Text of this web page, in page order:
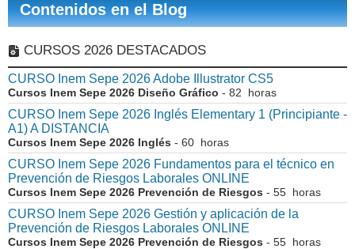
Contenidos en el Blog
CURSOS 2026 DESTACADOS
CURSO Inem Sepe 2026 Adobe Illustrator CS5
Cursos Inem Sepe 2026 Diseño Gráfico - 82 horas
CURSO Inem Sepe 2026 Inglés Elementary 1 (Principiante -
A1) A DISTANCIA
Cursos Inem Sepe 2026 Inglés - 60 horas
CURSO Inem Sepe 2026 Fundamentos para el técnico en
Prevención de Riesgos Laborales ONLINE
Cursos Inem Sepe 2026 Prevención de Riesgos - 55 horas
CURSO Inem Sepe 2026 Gestión y aplicación de la
Prevención de Riesgos Laborales ONLINE
Cursos Inem Sepe 2026 Prevención de Riesgos - 55 horas